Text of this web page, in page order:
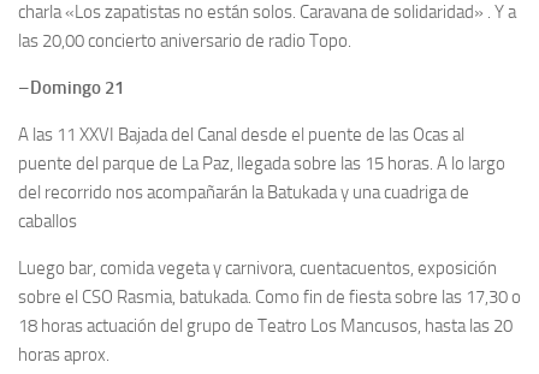
charla «Los zapatistas no están solos. Caravana de solidaridad» . Y a
las 20,00 concierto aniversario de radio Topo.
–Domingo 21
A las 11 XXVI Bajada del Canal desde el puente de las Ocas al
puente del parque de La Paz, llegada sobre las 15 horas. A lo largo
del recorrido nos acompañarán la Batukada y una cuadriga de
caballos
Luego bar, comida vegeta y carnivora, cuentacuentos, exposición
sobre el CSO Rasmia, batukada. Como fin de fiesta sobre las 17,30 o
18 horas actuación del grupo de Teatro Los Mancusos, hasta las 20
horas aprox.